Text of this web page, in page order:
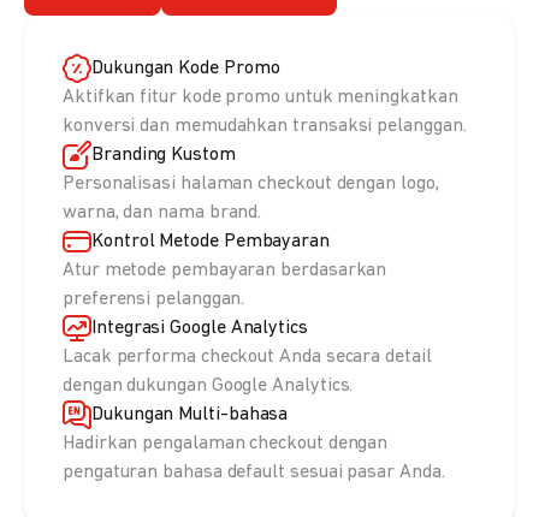
Dukungan Kode Promo
Aktifkan fitur kode promo untuk meningkatkan
konversi dan memudahkan transaksi pelanggan.
Branding Kustom
Personalisasi halaman checkout dengan logo,
warna, dan nama brand.
Kontrol Metode Pembayaran
Atur metode pembayaran berdasarkan
preferensi pelanggan.
Integrasi Google Analytics
Lacak performa checkout Anda secara detail
dengan dukungan Google Analytics.
Dukungan Multi-bahasa
Hadirkan pengalaman checkout dengan
pengaturan bahasa default sesuai pasar Anda.